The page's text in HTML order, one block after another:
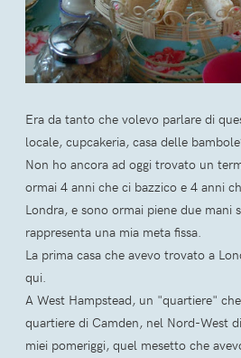
Era da tanto che volevo parlare di
locale, cupcakeria, casa delle
Non ho ancora ad oggi trovato un
ormai 4 anni che ci bazzico e 4 anni
Londra, e sono ormai piene due mani
rappresenta una mia meta fissa.
La prima casa che avevo trovato a
qui.
A West Hampstead, un "quartiere"
quartiere di Camden, nel Nord-West
miei pomeriggi, quel mesetto che